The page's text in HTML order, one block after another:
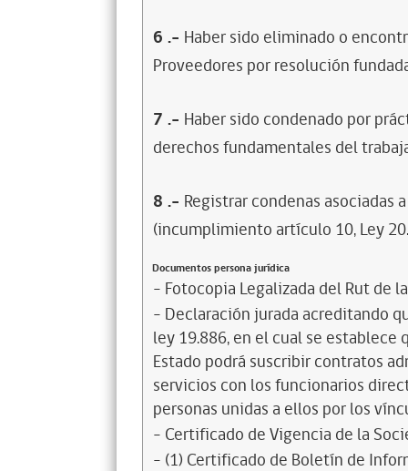
6 .- Haber sido eliminado o
Proveedores por resolución
7 .- Haber sido condenado por
derechos fundamentales del
8 .- Registrar condenas asociadas
(incumplimiento artículo 10, Ley
Documentos persona jurídica
- Fotocopia Legalizada del Rut de
- Declaración jurada acreditando
ley 19.886, en el cual se
Estado podrá suscribir contratos
servicios con los funcionarios
personas unidas a ellos por los
- Certificado de Vigencia de la
- (1) Certificado de Boletín de